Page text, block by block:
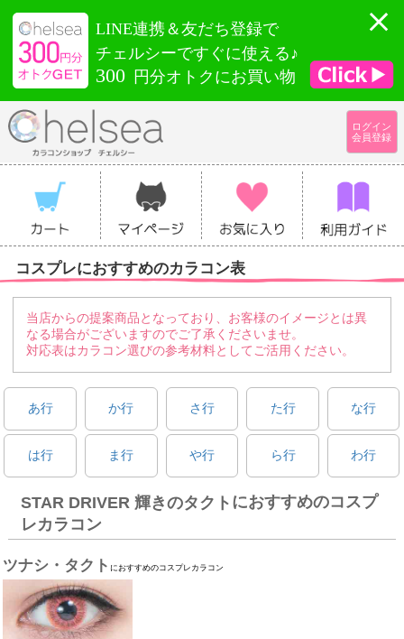
LINE連携＆友だち登録で
チェルシーですぐに使える♪
300 円分オトクにお買い物
ログイン
会員登録
コスプレにおすすめのカラコン表
当店からの提案商品となっており、お客様のイメージとは異
なる場合がございますのでご了承くださいませ。
対応表はカラコン選びの参考材料としてご活用ください。
あ行 か行 さ行 た行 な行
は行 ま行 や行 ら行 わ行
STAR DRIVER 輝きのタクト におすすめのコスプ
レカラコン
ツナシ・タクト におすすめのコスプレカラコン